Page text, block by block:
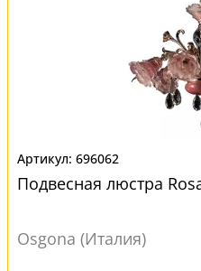
696062
Подвесная люстра
Osgona (Италия)